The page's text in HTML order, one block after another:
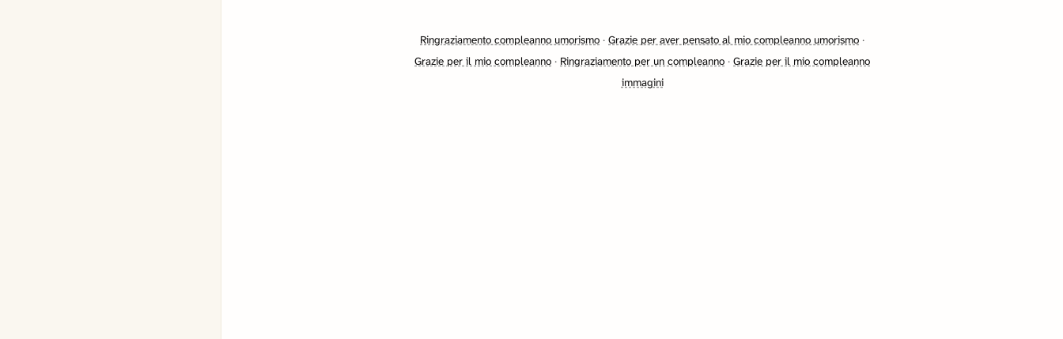
Ringraziamento compleanno umorismo · Grazie per aver pensato al mio compleanno umorismo ·
Grazie per il mio compleanno · Ringraziamento per un compleanno · Grazie per il mio compleanno
immagini